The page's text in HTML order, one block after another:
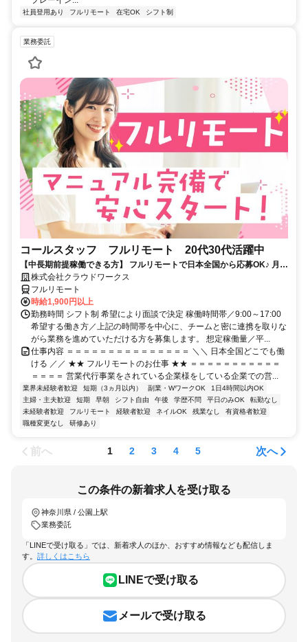
社員登用あり フルリモート 在宅OK シフト制
業務委託
コールスタッフ フルリモート 20代30代活躍中
【中長期前提稼働できる方】 フルリモートで日本全国から応募OK♪ 月稼
働80時間で安定収入！
株式会社クラウドワークス
フルリモート
時給1,900円以上
勤務時間 シフト制 希望により面談で決定 稼働時間帯／9:00～17:00
希望する働き方／上記の時間帯を中心に、チームと密に連携を取りな
がら業務を進めていただける方を募集します。 想定稼働量／平...
仕事内容 ＝＝＝＝＝＝＝＝＝＝＝＝＝＝＝ ＼＼ 日本全国どこでも働
ける ／／ ★★ フルリモートのお仕事 ★★ ＝＝＝＝＝＝＝＝＝＝＝
＝＝＝＝ 営業代行事業をされている企業様をしている企業での営...
業界未経験者歓迎 短期（3ヵ月以内） 副業・WワークOK
1日4時間以内OK
主婦・主夫歓迎
短期 早朝 シフト自由 午後 学歴不問 平日のみOK
転勤なし
未経験者歓迎
フルリモート 経験者歓迎 ネイルOK 残業なし
有資格者歓迎
職種変更なし
研修あり
前へ 1 2 3 4 5 次へ
この条件の新着求人を受け取る
神奈川県 / 公園上駅
業務委託
「LINEで受け取る」では、新着求人のほか、おすすめ情報なども配信しま
す。 詳しくはこちら
LINEで受け取る
メールで受け取る